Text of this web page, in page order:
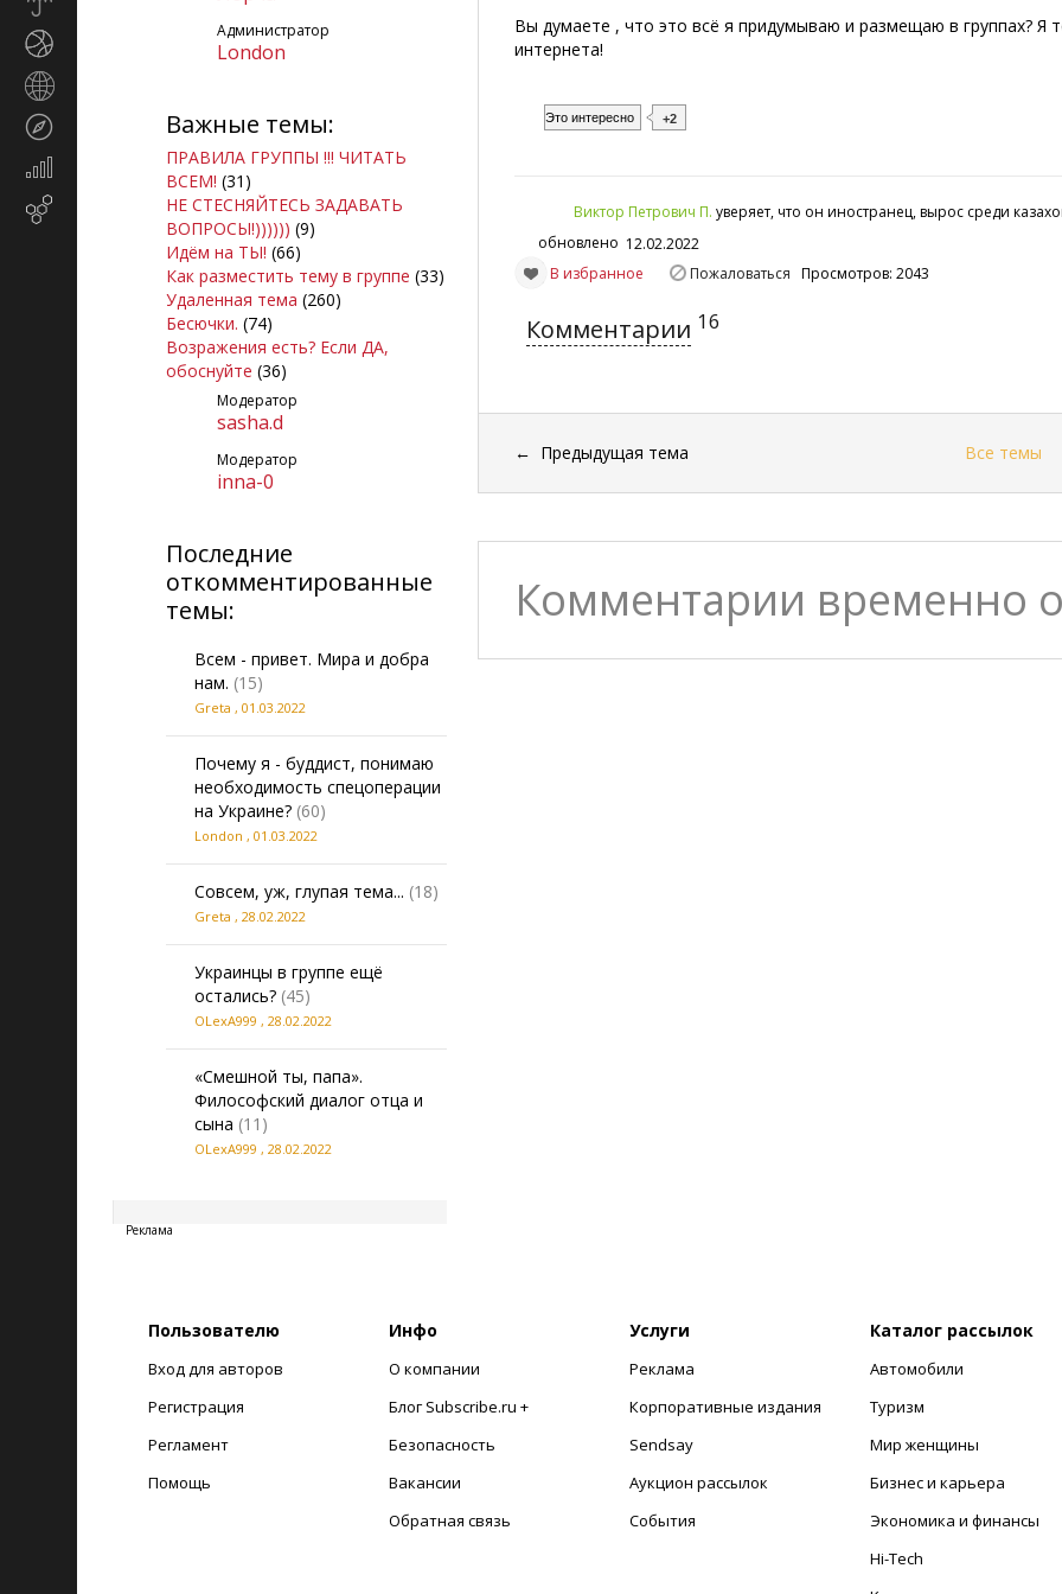
Экономика
маркетинг
Администратор
London
Важные темы:
ПРАВИЛА ГРУППЫ !!! ЧИТАТЬ
ВСЕМ! (31)
НЕ СТЕСНЯЙТЕСЬ ЗАДАВАТЬ
ВОПРОСЫ!)))))) (9)
Идём на ТЫ! (66)
Как разместить тему в группе (33)
Удаленная тема (260)
Бесючки. (74)
Возражения есть? Если ДА,
обоснуйте (36)
Модератор
sasha.d
Модератор
inna-0
Последние
откомментированные
темы:
Всем - привет. Мира и добра
нам. (15)
Grеta , 01.03.2022
Почему я - буддист, понимаю
необходимость спецоперации
на Украине? (60)
London , 01.03.2022
Совсем, уж, глупая тема... (18)
Grеta , 28.02.2022
Украинцы в группе ещё
остались? (45)
OLexA999 , 28.02.2022
«Смешной ты, папа».
Философский диалог отца и
сына (11)
OLexA999 , 28.02.2022
Реклама
Вы думаете , что это всё я придумываю и размещаю в группах? Я
интернета!
Это интересно +2
Виктор Петрович П. уверяет, что он иностранец, вырос среди
обновлено 12.02.2022
В избранное
Пожаловаться Просмотров: 2043
Комментарии 16
← Предыдущая тема Все темы
Комментарии временно
Пользователю
Вход для авторов
Регистрация
Регламент
Помощь
Инфо
О компании
Блог Subscribe.ru +
Безопасность
Вакансии
Обратная связь
Услуги
Реклама
Корпоративные издания
Sendsay
Аукцион рассылок
События
Каталог рассылок
Автомобили
Туризм
Мир женщины
Бизнес и карьера
Экономика и финансы
Hi-Tech